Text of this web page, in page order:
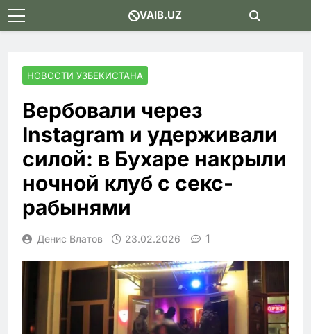
Skip
to
VAIB.UZ
НОВОСТИ УЗБЕКИСТАНА
Вербовали через
Instagram и удерживали
силой: в Бухаре накрыли
ночной клуб с секс-
рабынями
Денис Влатов 23.02.2026 1